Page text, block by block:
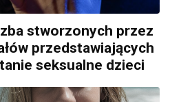
stworzonych przez
przedstawiających
seksualne dzieci